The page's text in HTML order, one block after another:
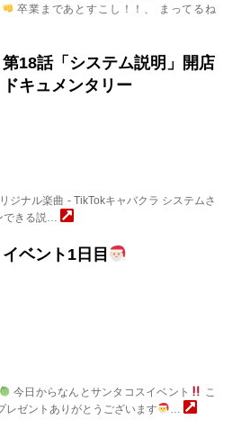
卒業まであとすこし！！、 まってるね
第18話「システム説明」開店
ドキュメンタリー
ジナル楽曲 - TikTokキャバクラ システムさ
できる説…
イベント1日目
今日からなんとサンタコスイベント
こ
レゼントありがとうございます
…